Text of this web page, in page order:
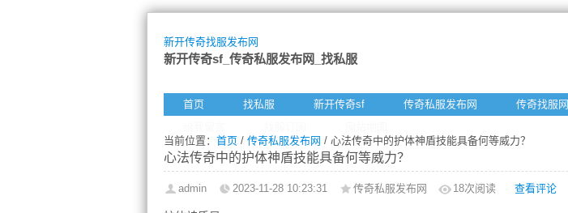
新开传奇找服发布网
新开传奇sf_传奇私服发布网_找私服
首页 找私服 新开传奇sf 传奇私服发布网 传奇找服网
当前位置： 首页 / 传奇私服发布网 / 心法传奇中的护体神盾技能具备何等威力？
心法传奇中的护体神盾技能具备何等威力？
admin 2023-11-28 10:23:31 传奇私服发布网 18次阅读 查看评论